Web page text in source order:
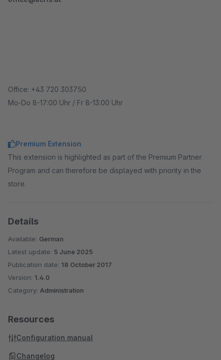
Office: +43 720 303750
Mo-Do 8-17:00 Uhr / Fr 8-13:00 Uhr
Premium Extension
This extension is highlighted as part of the Premium Partner
Program and can therefore be displayed with priority in the
store.
Details
Available: German
Latest update: 5 June 2025
Publication date: 18 October 2017
Version: 1.4.0
Category: Administration
Resources
Configuration manual
Changelog